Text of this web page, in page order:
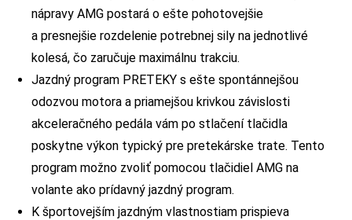
nápravy AMG postará o ešte pohotovejšie
a presnejšie rozdelenie potrebnej sily na jednotlivé
kolesá, čo zaručuje maximálnu trakciu.
Jazdný program PRETEKY s ešte spontánnejšou
odozvou motora a priamejšou krivkou závislosti
akceleračného pedála vám po stlačení tlačidla
poskytne výkon typický pre pretekárske trate. Tento
program možno zvoliť pomocou tlačidiel AMG na
volante ako prídavný jazdný program.
K športovejším jazdným vlastnostiam prispieva